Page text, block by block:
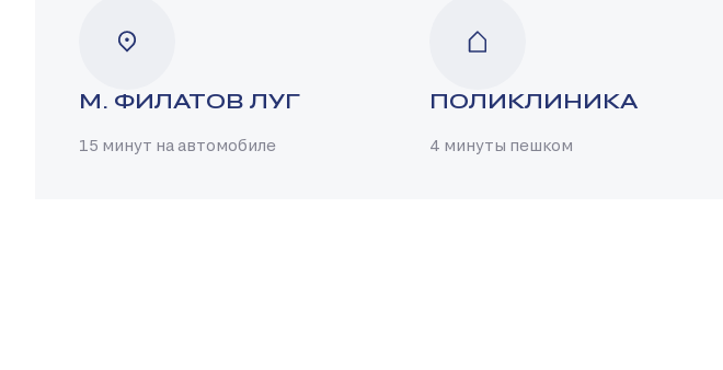
М. ФИЛАТОВ ЛУГ
15 минут на автомобиле
ПОЛИКЛИНИКА
4 минуты пешком